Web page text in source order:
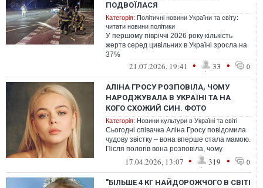
ПОДВОЇЛАСЯ
Категорія: Політичні новини України та світу:
читати новини політики
У першому півріччі 2026 року кількість
жертв серед цивільних в Україні зросла на
37%
21.07.2026, 19:41 • 33 • 0
АЛІНА ГРОСУ РОЗПОВІЛА, ЧОМУ
НАРОДЖУВАЛА В УКРАЇНІ ТА НА
КОГО СХОЖИЙ СИН. ФОТО
Категорія: Новини культури в Україні та світі
Сьогодні співачка Аліна Гросу повідомила
чудову звістку – вона вперше стала мамою.
Після пологів вона розповіла, чому
вирішила народжувати в Україні т...
17.04.2026, 13:07 • 319 • 0
"БІЛЬШЕ 4 КГ НАЙДОРОЖЧОГО В СВІТІ